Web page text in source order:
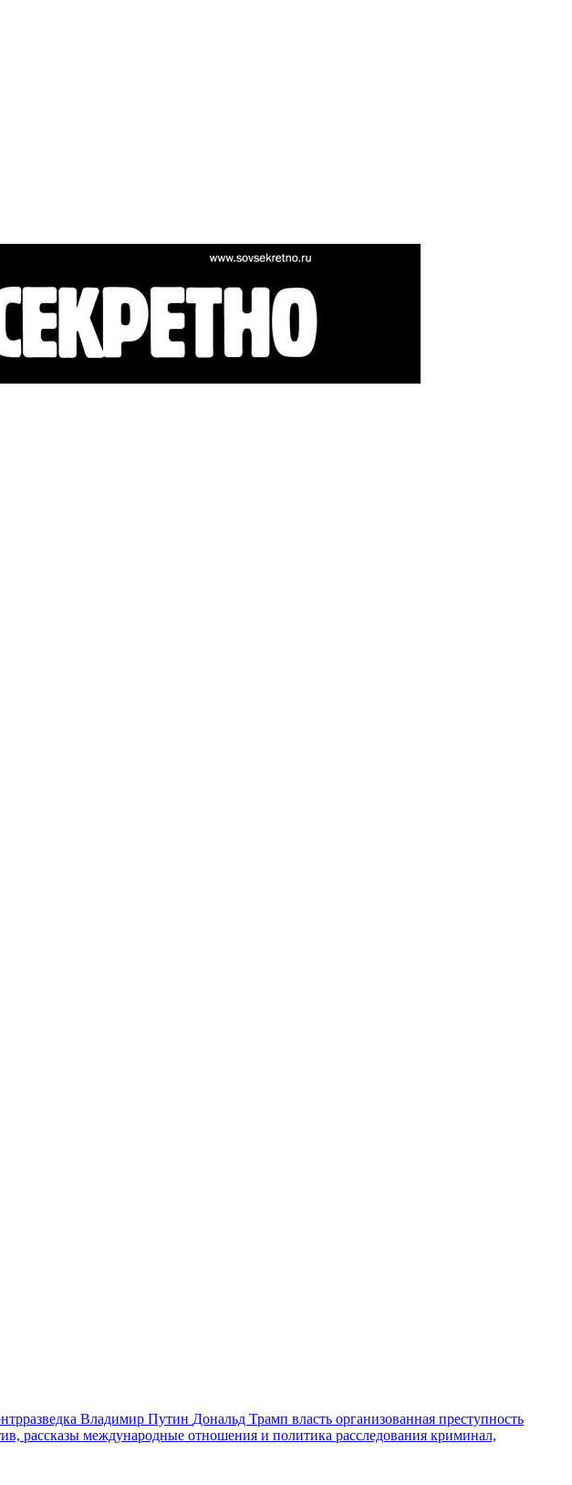
Владимир Путин Дональд Трамп власть организованная преступность
рассказы международные отношения и политика расследования криминал,